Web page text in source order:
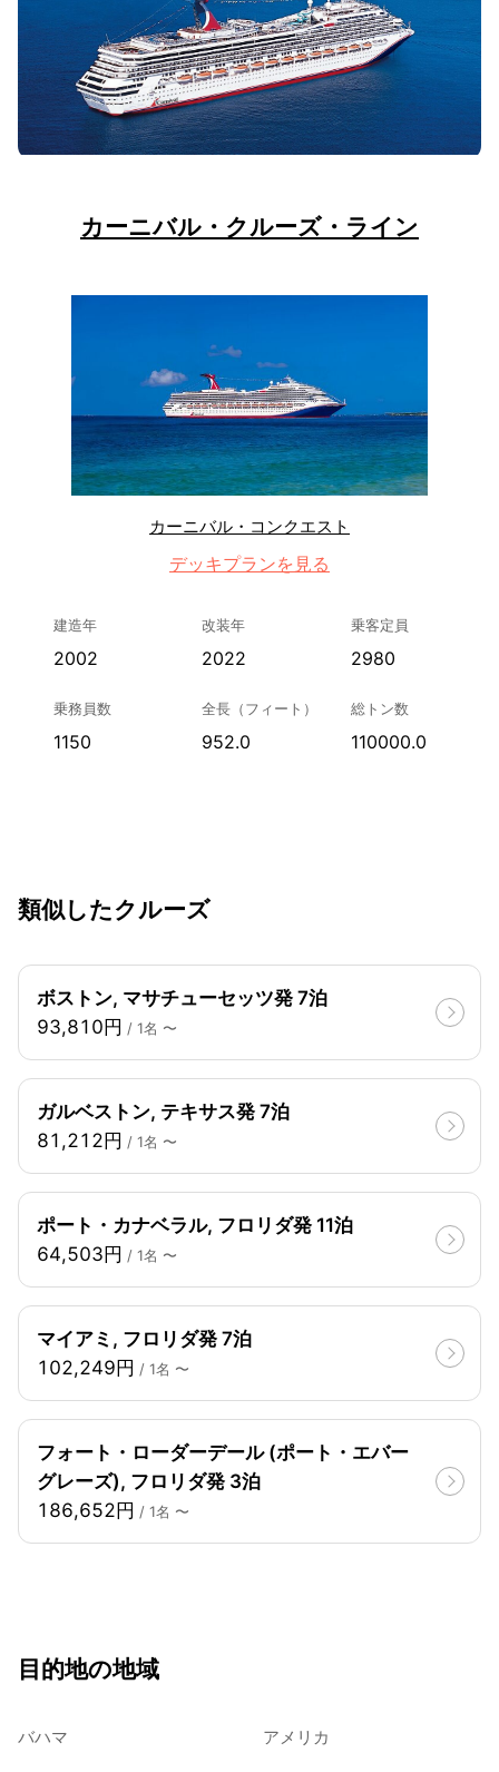
カーニバル・クルーズ・ライン
カーニバル・コンクエスト
デッキプランを見る
建造年
2002
改装年
2022
乗客定員
2980
乗務員数
1150
全長（フィート）
952.0
総トン数
110000.0
類似したクルーズ
ボストン, マサチューセッツ発 7泊
93,810円 / 1名 〜
ガルベストン, テキサス発 7泊
81,212円 / 1名 〜
ポート・カナベラル, フロリダ発 11泊
64,503円 / 1名 〜
マイアミ, フロリダ発 7泊
102,249円 / 1名 〜
フォート・ローダーデール (ポート・エバー
グレーズ), フロリダ発 3泊
186,652円 / 1名 〜
目的地の地域
バハマ アメリカ